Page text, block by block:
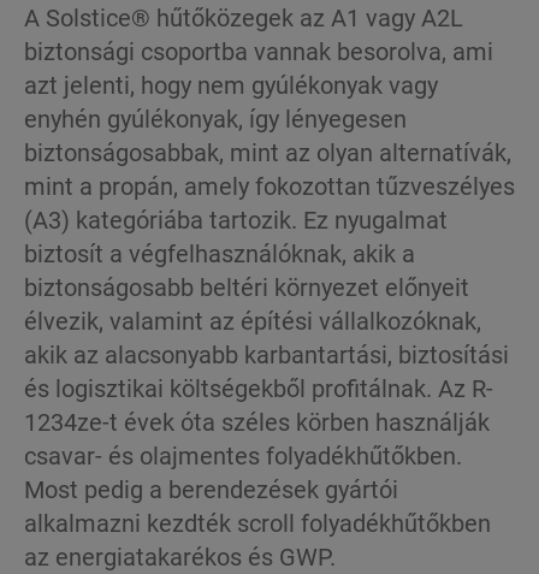
A Solstice® hűtőközegek az A1 vagy A2L
biztonsági csoportba vannak besorolva, ami
azt jelenti, hogy nem gyúlékonyak vagy
enyhén gyúlékonyak, így lényegesen
biztonságosabbak, mint az olyan alternatívák,
mint a propán, amely fokozottan tűzveszélyes
(A3) kategóriába tartozik. Ez nyugalmat
biztosít a végfelhasználóknak, akik a
biztonságosabb beltéri környezet előnyeit
élvezik, valamint az építési vállalkozóknak,
akik az alacsonyabb karbantartási, biztosítási
és logisztikai költségekből profitálnak. Az R-
1234ze-t évek óta széles körben használják
csavar- és olajmentes folyadékhűtőkben.
Most pedig a berendezések gyártói
alkalmazni kezdték scroll folyadékhűtőkben
az energiatakarékos és GWP.